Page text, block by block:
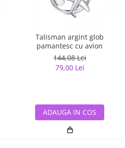
Talisman argint glob
pamantesc cu avion
144,08 Lei
79,00 Lei
ADAUGA IN COS